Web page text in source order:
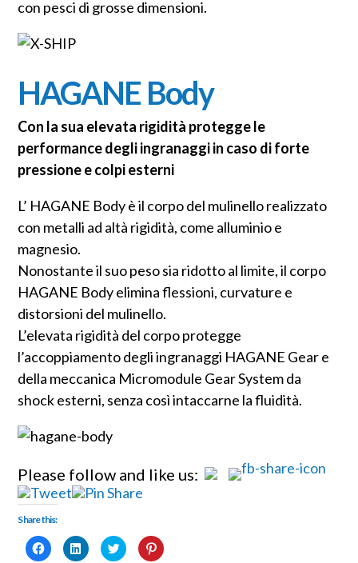
con pesci di grosse dimensioni.
HAGANE Body
Con la sua elevata rigidità protegge le
performance degli ingranaggi in caso di forte
pressione e colpi esterni
L’ HAGANE Body è il corpo del mulinello realizzato
con metalli ad altà rigidità, come alluminio e
magnesio.
Nonostante il suo peso sia ridotto al limite, il corpo
HAGANE Body elimina flessioni, curvature e
distorsioni del mulinello.
L’elevata rigidità del corpo protegge
l’accoppiamento degli ingranaggi HAGANE Gear e
della meccanica Micromodule Gear System da
shock esterni, senza così intaccarne la fluidità.
Please follow and like us:
Share this:
Fai
clic
Fai
clic
Fai
clic
Fai
clic